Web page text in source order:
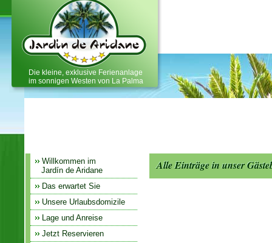
Ferienhaus, Ferienwohnung und
Ferienapartment auf La Palma
Die kleine, exklusive Ferienanlage
im sonnigen Westen von La Palma
Willkommen im
Jardín de Aridane
Das erwartet Sie
Unsere Urlaubsdomizile
Lage und Anreise
Jetzt Reservieren
Alle Einträge in unser